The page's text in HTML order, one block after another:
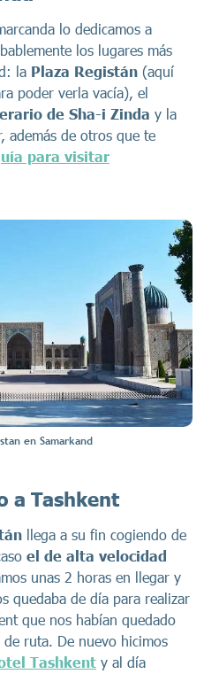
lo dedicamos a
los lugares más
la Plaza Registán (aquí
poder verla vacía), el
de Sha-i Zinda y la
además de otros que te
para visitar
en Samarkand
a Tashkent
llega a su fin cogiendo de
el de alta velocidad
unas 2 horas en llegar y
quedaba de día para realizar
que nos habían quedado
ruta. De nuevo hicimos
Tashkent y al día